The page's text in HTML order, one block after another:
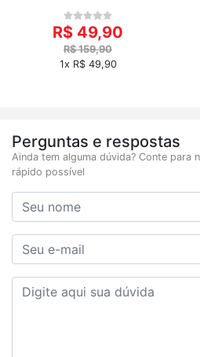
R$ 49,90
R$ 159,90
1x R$ 49,90
Perguntas e respostas
Ainda tem alguma dúvida? Conte para
rápido possível